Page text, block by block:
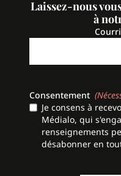
Laissez-nous
à
Consentement
Je consens à
Médialo, qui
renseignements
désabonner en